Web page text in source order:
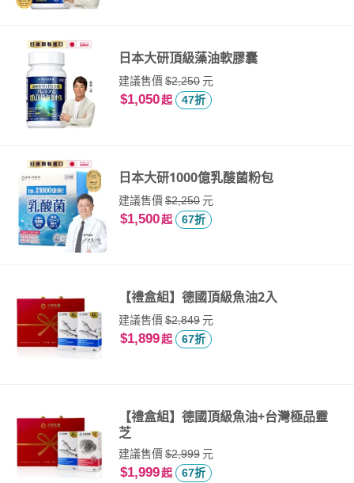
日本大研頂級藻油軟膠囊
建議售價$2,250元
$1,050起 47折
日本大研1000億乳酸菌粉包
建議售價$2,250元
$1,500起 67折
【禮盒組】德國頂級魚油2入
建議售價$2,849元
$1,899起 67折
【禮盒組】德國頂級魚油+台灣極品靈
芝
建議售價$2,999元
$1,999起 67折